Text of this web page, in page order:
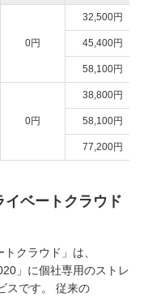
0円
32,500円
45,400円
58,100円
0円
38,800円
58,100円
77,200円
ベートクラウド
クラウド」は、
」に個社専用のストレ
スです。 従来の